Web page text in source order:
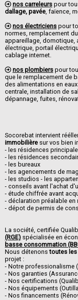
nos carreleurspour
dallage, pavée, faïence,
nos électricienspour
normes, remplacement
appareillage, domotique,
électrique, portail
cablage internet.
nos plombierspour
que le remplacement de
des alimentations en
centrale, installation de
dépannage, fuites,
Socorebat intervient
immobilière sur vos bien
- les résidences
- les résidences
- les bureaux
- les agencements de
- les studios - les
- conseils avant l'achat
- étude chiffrée avant
- déclaration préalable en
- dépot de permis de
La société, certifiée
(RGE) spécialisée en
basse consommation
Nous détenonstoutes
projet :
- Notre professionalisme
- Nos garanties
- Nos certifications
- Nos équipements
- Nos financements